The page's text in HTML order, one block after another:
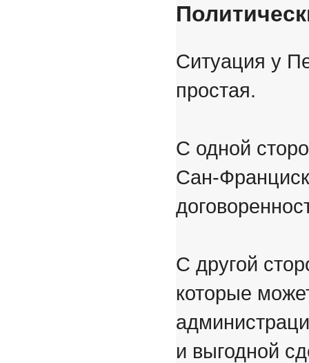
Ситуация у
простая.
С одной
Сан-
С другой
которые
и выгодной